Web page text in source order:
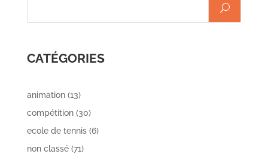
CATÉGORIES
animation(13)
compétition(30)
ecole de tennis(6)
non classé(71)